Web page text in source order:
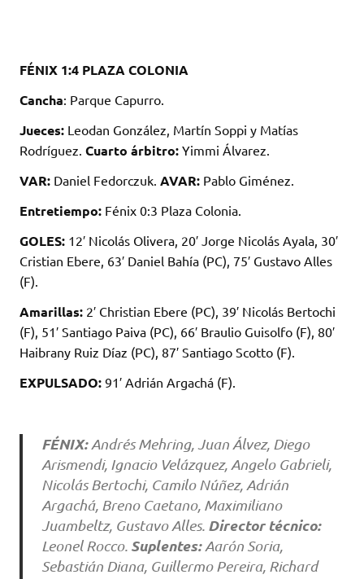
FÉNIX 1:4 PLAZA COLONIA
Cancha: Parque Capurro.
Jueces: Leodan González, Martín Soppi y Matías
Rodríguez. Cuarto árbitro: Yimmi Álvarez.
VAR: Daniel Fedorczuk. AVAR: Pablo Giménez.
Entretiempo: Fénix 0:3 Plaza Colonia.
GOLES: 12′ Nicolás Olivera, 20′ Jorge Nicolás Ayala, 30′
Cristian Ebere, 63′ Daniel Bahía (PC), 75′ Gustavo Alles
(F).
Amarillas: 2′ Christian Ebere (PC), 39′ Nicolás Bertochi
(F), 51′ Santiago Paiva (PC), 66′ Braulio Guisolfo (F), 80′
Haibrany Ruiz Díaz (PC), 87′ Santiago Scotto (F).
EXPULSADO: 91′ Adrián Argachá (F).
FÉNIX:Andrés Mehring, Juan Álvez, Diego
Arismendi, Ignacio Velázquez, Angelo Gabrieli,
Nicolás Bertochi, Camilo Núñez, Adrián
Argachá, Breno Caetano, Maximiliano
Juambeltz, Gustavo Alles. Director técnico:
Leonel Rocco. Suplentes:Aarón Soria,
Sebastián Diana, Guillermo Pereira, Richard